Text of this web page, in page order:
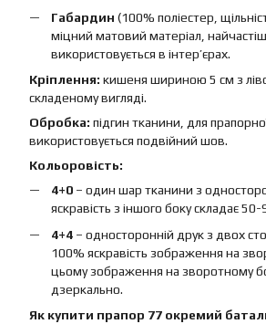
Габардин (100% поліестер,
міцний матовий матеріал,
використовується в інтер’єрах.
Кріплення: кишеня шириною 5 см з
складеному вигляді.
Обробка: підгин тканини, для
використовується подвійний шов.
Кольоровість:
4+0 – один шар тканини з
яскравість з іншого боку складає
4+4 – односторонній друк з двох
100% яскравість зображення на
цьому зображення на зворотному
дзеркально.
Як купити прапор 77 окремий